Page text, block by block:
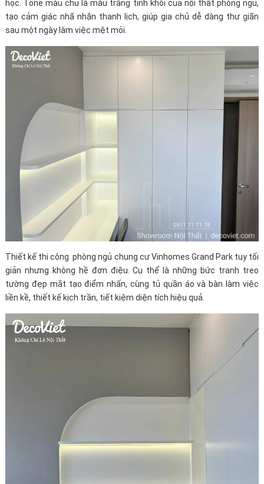
học. Tone màu chủ là màu trắng tinh khôi của nội thất phòng ngủ,
tạo cảm giác nhã nhặn thanh lịch, giúp gia chủ dễ dàng thư giãn
sau một ngày làm việc mệt mỏi.
Thiết kế thi công phòng ngủ chung cư Vinhomes Grand Park tuy tối
giản nhưng không hề đơn điệu. Cụ thể là những bức tranh treo
tường đẹp mắt tạo điểm nhấn, cùng tủ quần áo và bàn làm việc
liền kề, thiết kế kịch trần, tiết kiệm diện tích hiệu quả.